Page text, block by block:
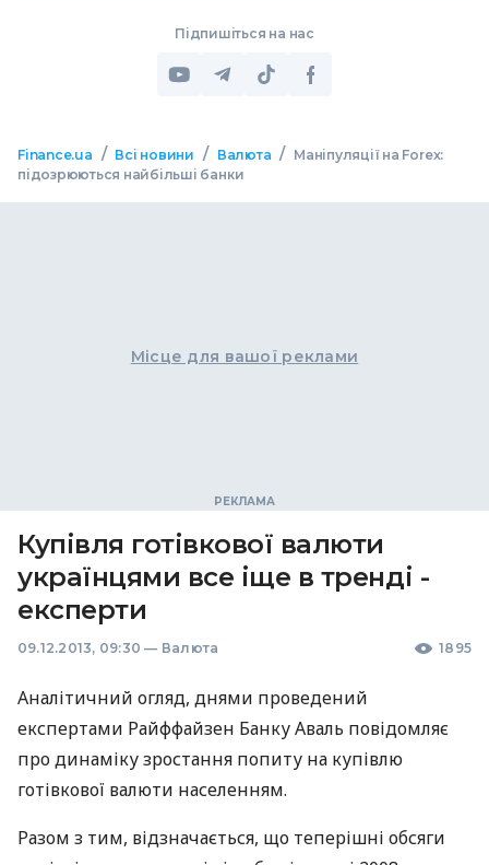
Підпишіться на нас
Finance.ua / Всі новини / Валюта / Маніпуляції на Forex:
підозрюються найбільші банки
Місце для вашої реклами
Купівля готівкової валюти
українцями все іще в тренді -
експерти
09.12.2013, 09:30 — Валюта 1895
Аналітичний огляд, днями проведений
експертами Райффайзен Банку Аваль повідомляє
про динаміку зростання попиту на купівлю
готівкової валюти населенням.
Разом з тим, відзначається, що теперішні обсяги